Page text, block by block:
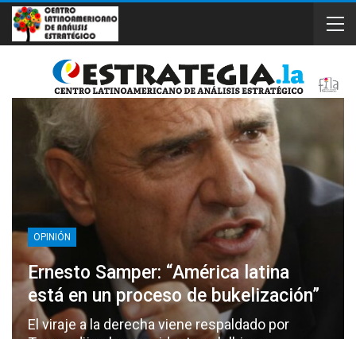
OPINIÓN
Ernesto Samper: “América latina
está en un proceso de bukelización”
El viraje a la derecha viene respaldado por